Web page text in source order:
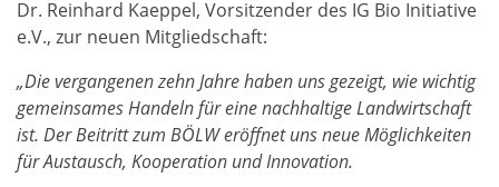
Dr. Reinhard Kaeppel, Vorsitzender des IG Bio Initiative
e.V., zur neuen Mitgliedschaft:
„Die vergangenen zehn Jahre haben uns gezeigt, wie wichtig
gemeinsames Handeln für eine nachhaltige Landwirtschaft
ist. Der Beitritt zum BÖLW eröffnet uns neue Möglichkeiten
für Austausch, Kooperation und Innovation.